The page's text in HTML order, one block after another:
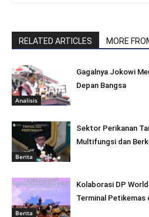
RELATED ARTICLES MORE
Analisis
Gagalnya Jokowi
Depan Bangsa
Berita
Sektor Perikanan
Multifungsi dan
Berita
Kolaborasi DP
Terminal Petikemas